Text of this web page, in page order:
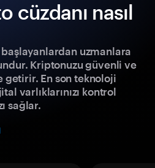
cüzdanı nasıl
uzmanlara
Kriptonuzu güvenli ve
En son teknoloji
varlıklarınızı kontrol
sağlar.